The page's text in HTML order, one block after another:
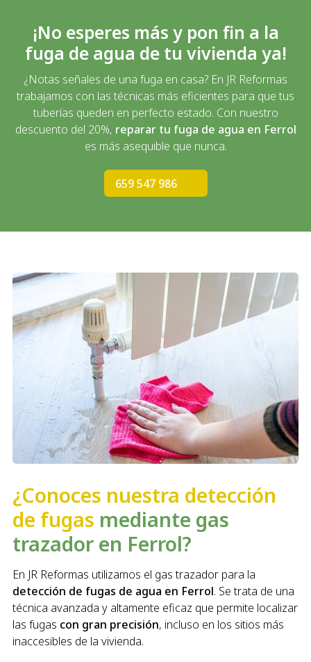
¡No esperes más y pon fin a la
fuga de agua de tu vivienda ya!
¿Notas señales de una fuga en casa? En JR Reformas
trabajamos con las técnicas más eficientes para que tus
tuberías queden en perfecto estado. Con nuestro
descuento del 20%, reparar tu fuga de agua en Ferrol
es más asequible que nunca.
659 547 986
¿Conoces nuestra detección
de fugas mediante gas
trazador en Ferrol?
En JR Reformas utilizamos el gas trazador para la
detección de fugas de agua en Ferrol. Se trata de una
técnica avanzada y altamente eficaz que permite localizar
las fugas con gran precisión, incluso en los sitios más
inaccesibles de la vivienda.